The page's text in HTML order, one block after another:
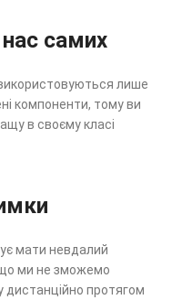
самих
лише
компоненти, тому ви
в своєму класі
мати невдалий
ми не зможемо
протягом